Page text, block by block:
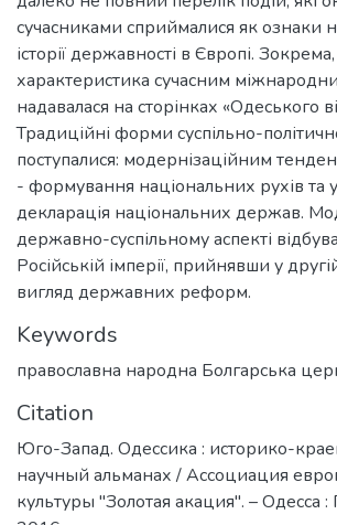
сучасниками сприймалися як ознаки
історії державності в Європі.
характеристика сучасним
надавалася на сторінках «Одеського
Традиційні форми суспільно-
поступалися: модернізаційним
- формування національних рухів та
декларація національних держав.
державно-суспільному аспекті
Російській імперії, прийнявши у
вигляд державних реформ.
Keywords
православна народна Болгарська
Citation
Юго-Запад. Одессика : историко-
научный альманах / Ассоциация
культуры "Золотая акация". – Одесса